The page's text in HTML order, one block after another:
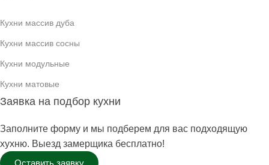
Кухни массив дуба
Кухни массив сосны
Кухни модульные
Кухни матовые
Заявка на подбор кухни
Заполните форму и мы подберем для вас подходящую
хухню. Выезд замерщика бесплатно!
Оставить заявку